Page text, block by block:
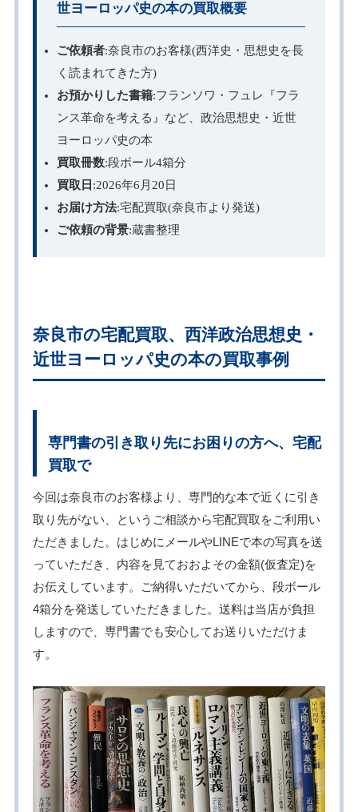
世ヨーロッパ史の本の買取概要
ご依頼者:奈良市のお客様(西洋史・思想史を長
く読まれてきた方)
お預かりした書籍:フランソワ・フュレ『フラ
ンス革命を考える』など、政治思想史・近世
ヨーロッパ史の本
買取冊数:段ボール4箱分
買取日 :2026年6月20日
お届け方法:宅配買取(奈良市より発送)
ご依頼の背景:蔵書整理
奈良市の宅配買取、西洋政治思想史・
近世ヨーロッパ史の本の買取事例
専門書の引き取り先にお困りの方へ、宅配
買取で
今回は奈良市のお客様より、専門的な本で近くに引き
取り先がない、というご相談から宅配買取をご利用い
ただきました。はじめにメールやLINEで本の写真を送
っていただき、内容を見ておおよその金額(仮査定)を
お伝えしています。ご納得いただいてから、段ボール
4箱分を発送していただきました。送料は当店が負担
しますので、専門書でも安心してお送りいただけま
す。